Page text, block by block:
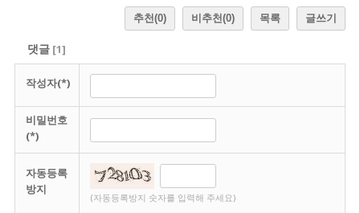
추천(0) 비추천(0) 목록 글쓰기
댓글[1]
작성자(*)
비밀번호
(*)
자동등록
방지
(자동등록방지 숫자를 입력해 주세요)